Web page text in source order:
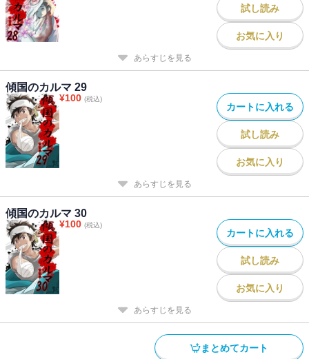
試し読み
お気に入り
あらすじを見る
傾国のカルマ 29
¥100 (税込)
カートに入れる
試し読み
お気に入り
あらすじを見る
傾国のカルマ 30
¥100 (税込)
カートに入れる
試し読み
お気に入り
あらすじを見る
まとめてカート